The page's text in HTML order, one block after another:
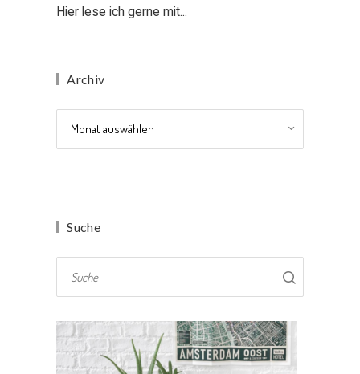
Hier lese ich gerne mit...
Archiv
Suche